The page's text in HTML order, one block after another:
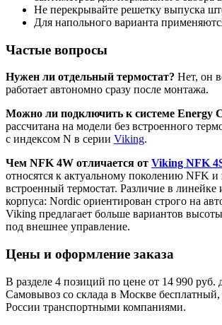
Не перекрывайте решетку выпуска
Для напольного варианта
Частые вопросы
Нужен ли отдельный термостат? Нет, он
работает автономно сразу после монтажа.
Можно ли подключить к системе Energy
рассчитана на модели без встроенного
с индексом N в серии Viking.
Чем NFK 4W отличается от Viking NFK
относятся к актуальному поколению NFK
встроенный термостат. Различие в
корпуса: Nordic ориентирован строго на
Viking предлагает больше вариантов
под внешнее управление.
Цены и оформление заказа
В разделе 4 позиций по цене от 14 990 руб.
Самовывоз со склада в Москве бесплатный,
России транспортными компаниями.